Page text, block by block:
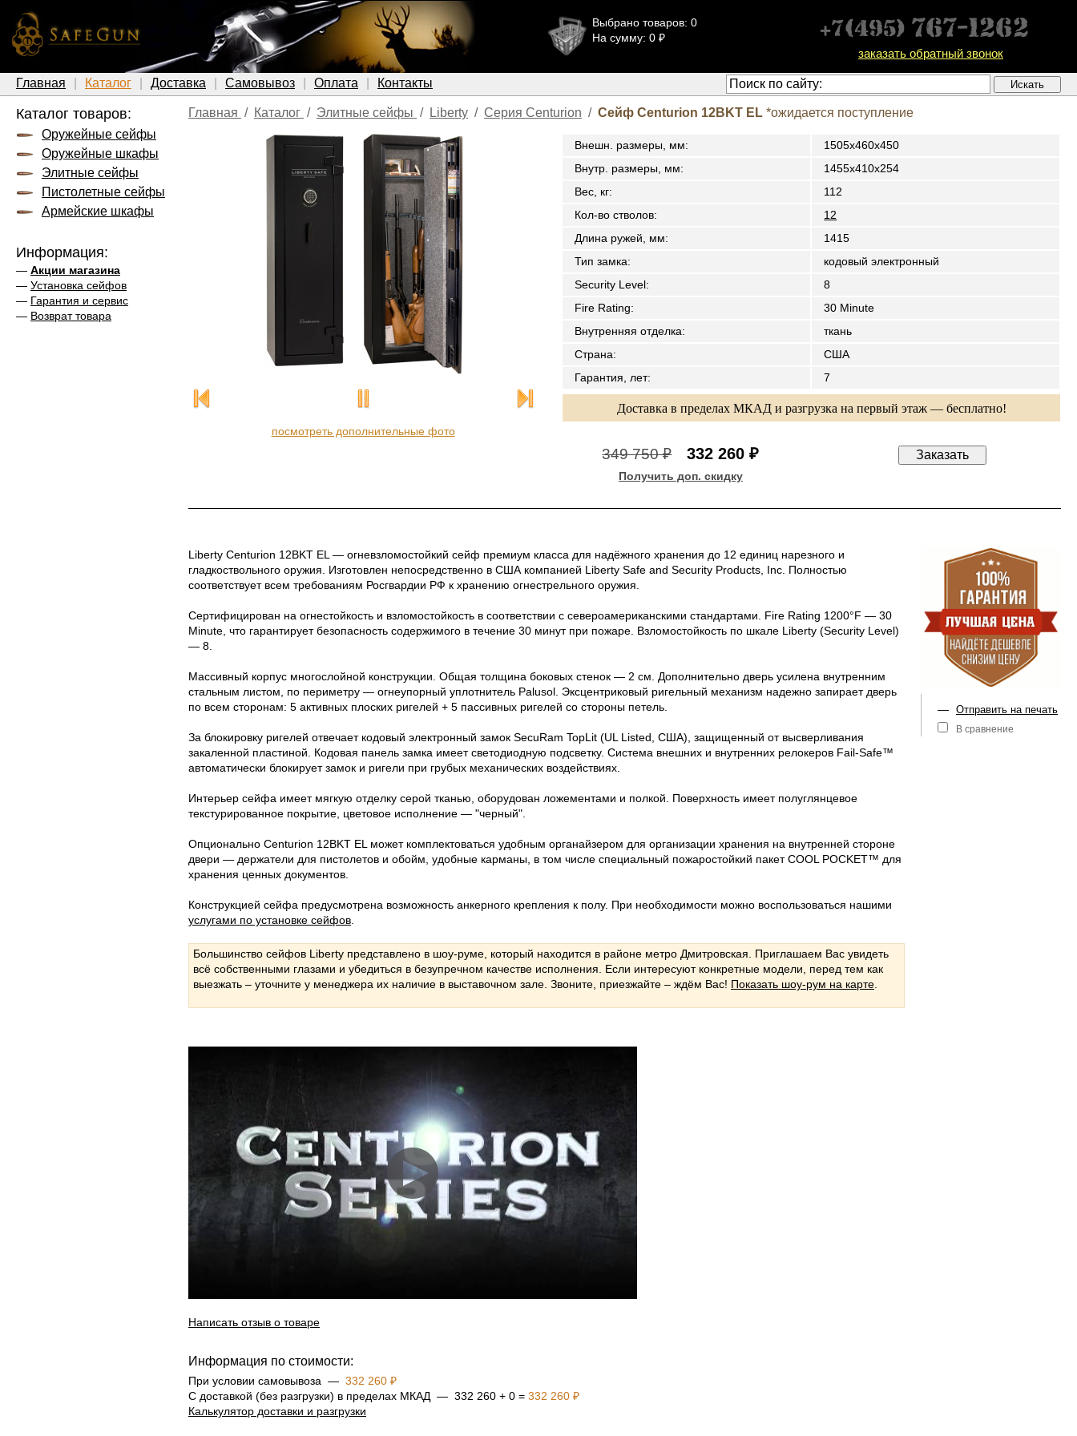
заказать обратный звонок
Выбрано товаров: 0
На сумму: 0 ₽
Главная Каталог Доставка Самовывоз Оплата Контакты
Каталог товаров:
Оружейные сейфы
Оружейные шкафы
Элитные сейфы
Пистолетные сейфы
Армейские шкафы
Информация:
— Акции магазина
— Установка сейфов
— Гарантия и сервис
— Возврат товара
Главная / Каталог / Элитные сейфы / Liberty / Серия Centurion / Сейф Centurion 12BKT EL *ожидается поступление
посмотреть дополнительные фото
Внешн. размеры, мм:
1505x460x450
Внутр. размеры, мм:
1455х410х254
Вес, кг:
112
Кол-во стволов:
12
Длина ружей, мм:
1415
Тип замка:
кодовый электронный
Security Level:
8
Fire Rating:
30 Minute
Внутренняя отделка:
ткань
Страна:
США
Гарантия, лет: 7
Доставка в пределах МКАД и разгрузка на первый этаж — бесплатно!
349 750 ₽ 332 260 ₽
Получить доп. скидку
Liberty Centurion 12BKT EL — огневзломостойкий сейф премиум класса для надёжного хранения до 12 единиц нарезного и
гладкоствольного оружия. Изготовлен непосредственно в США компанией Liberty Safe and Security Products, Inc. Полностью
соответствует всем требованиям Росгвардии РФ к хранению огнестрельного оружия.
Сертифицирован на огнестойкость и взломостойкость в соответствии с североамериканскими стандартами. Fire Rating 1200°F — 30
Minute, что гарантирует безопасность содержимого в течение 30 минут при пожаре. Взломостойкость по шкале Liberty (Security Level)
— 8.
Массивный корпус многослойной конструкции. Общая толщина боковых стенок — 2 см. Дополнительно дверь усилена внутренним
стальным листом, по периметру — огнеупорный уплотнитель Palusol. Эксцентриковый ригельный механизм надежно запирает дверь
по всем сторонам: 5 активных плоских ригелей + 5 пассивных ригелей со стороны петель.
За блокировку ригелей отвечает кодовый электронный замок SecuRam TopLit (UL Listed, США), защищенный от высверливания
закаленной пластиной. Кодовая панель замка имеет светодиодную подсветку. Система внешних и внутренних релокеров Fail-Safe™
автоматически блокирует замок и ригели при грубых механических воздействиях.
Интерьер сейфа имеет мягкую отделку серой тканью, оборудован ложементами и полкой. Поверхность имеет полуглянцевое
текстурированное покрытие, цветовое исполнение — "черный".
Опционально Centurion 12BKT EL может комплектоваться удобным органайзером для организации хранения на внутренней стороне
двери — держатели для пистолетов и обойм, удобные карманы, в том числе специальный пожаростойкий пакет COOL POCKET™ для
хранения ценных документов.
Конструкцией сейфа предусмотрена возможность анкерного крепления к полу. При необходимости можно воспользоваться нашими
услугами по установке сейфов
Большинство сейфов Liberty представлено в шоу-руме, который находится в районе метро Дмитровская. Приглашаем Вас увидеть
всё собственными глазами и убедиться в безупречном качестве исполнения. Если интересуют конкретные модели, перед тем как
выезжать – уточните у менеджера их наличие в выставочном зале. Звоните, приезжайте – ждём Вас! Показать шоу-рум на карте
— Отправить на печать
В сравнение
Написать отзыв о товаре
Информация по стоимости:
При условии самовывоза — 332 260 ₽
С доставкой (без разгрузки) в пределах МКАД — 332 260 + 0 = 332 260 ₽
Калькулятор доставки и разгрузки